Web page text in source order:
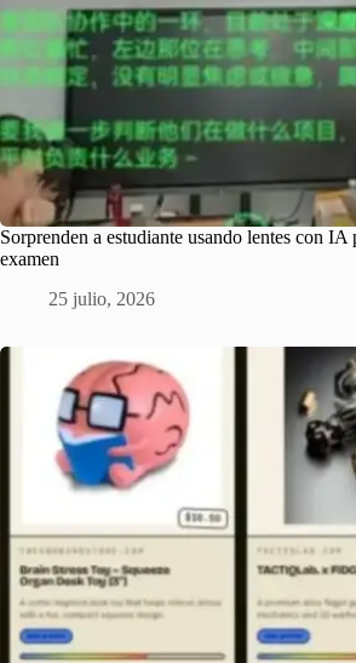
Sorprenden a estudiante usando lentes con IA
examen
25 julio, 2026